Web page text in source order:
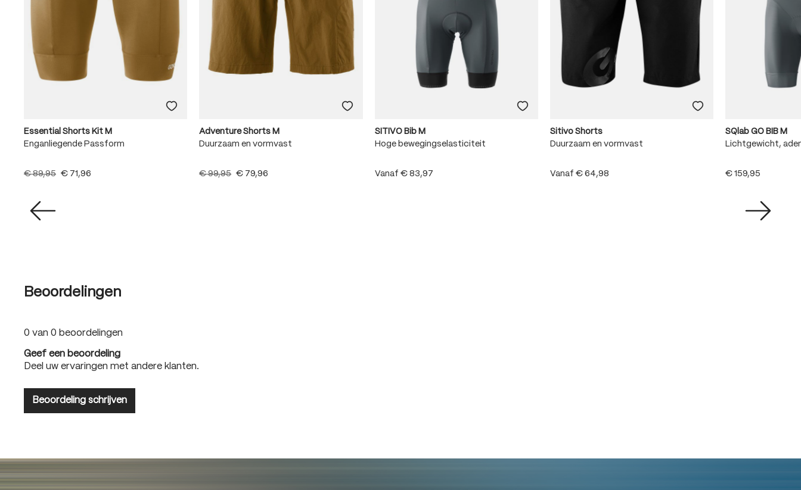
Essential Shorts Kit M
Enganliegende Passform
€ 89,95 € 71,96
Adventure Shorts M
Duurzaam en vormvast
€ 99,95 € 79,96
SITIVO Bib M
Hoge bewegingselasticiteit
Vanaf € 83,97
Sitivo Shorts
Duurzaam en vormvast
Vanaf € 64,98
SQlab GO BIB M
Lichtgewicht,
€ 159,95
Beoordelingen
0 van 0 beoordelingen
Geef een beoordeling
Deel uw ervaringen met andere klanten.
Beoordeling schrijven